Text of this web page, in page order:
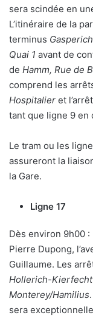
sera scindée en
L’itinéraire de la
terminus
Quai 1 avant de
de Hamm, Rue de
comprend les
Hospitalier et l’arrêt
tant que ligne 9 en
Le tram ou les
assureront la
la Gare.
Ligne 17
Dès environ 9h00
Pierre Dupong,
Guillaume. Les
Hollerich-Kierfecht
Monterey/Hamilius
sera